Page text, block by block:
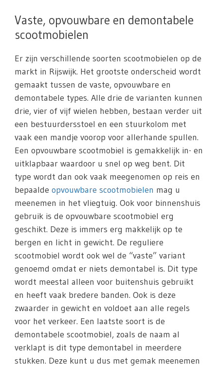
Vaste, opvouwbare en demontabele
scootmobielen
Er zijn verschillende soorten scootmobielen op de
markt in Rijswijk. Het grootste onderscheid wordt
gemaakt tussen de vaste, opvouwbare en
demontabele types. Alle drie de varianten kunnen
drie, vier of vijf wielen hebben, bestaan verder uit
een bestuurdersstoel en een stuurkolom met
vaak een mandje voorop voor allerhande spullen.
Een opvouwbare scootmobiel is gemakkelijk in- en
uitklapbaar waardoor u snel op weg bent. Dit
type wordt dan ook vaak meegenomen op reis en
bepaalde opvouwbare scootmobielen mag u
meenemen in het vliegtuig. Ook voor binnenshuis
gebruik is de opvouwbare scootmobiel erg
geschikt. Deze is immers erg makkelijk op te
bergen en licht in gewicht. De reguliere
scootmobiel wordt ook wel de “vaste” variant
genoemd omdat er niets demontabel is. Dit type
wordt meestal alleen voor buitenshuis gebruikt
en heeft vaak bredere banden. Ook is deze
zwaarder in gewicht en voldoet aan alle regels
voor het verkeer. Een laatste soort is de
demontabele scootmobiel, zoals de naam al
verklapt is dit type demontabel in meerdere
stukken. Deze kunt u dus met gemak meenemen